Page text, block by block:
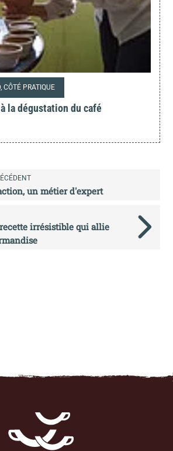
CÔTÉ PRATIQUE
la dégustation du café
un métier d'expert
irrésistible qui allie